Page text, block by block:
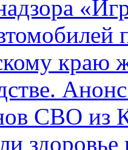
краю
СВО из